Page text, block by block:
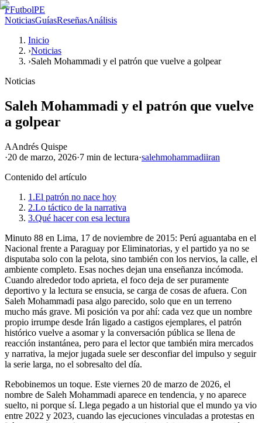
FFutbolPE
NoticiasGuíasReseñasAnálisis
Inicio
›Noticias
›Saleh Mohammadi y el patrón que vuelve a golpear
Noticias
Saleh Mohammadi y el patrón que vuelve
a golpear
AAndrés Quispe
·20 de marzo, 2026·7 min de lectura·salehmohammadiiran
Contenido del artículo
1.El patrón no nace hoy
2.Lo táctico de la narrativa
3.Qué hacer con esa lectura
Minuto 88 en Lima, 17 de noviembre de 2015: Perú aguantaba en el
Nacional frente a Paraguay por Eliminatorias, y el partido ya no se
disputaba solo con la pelota, sino también con los nervios, la calle, el
ambiente completo. Esas noches dejan una enseñanza incómoda.
Cuando alrededor todo aprieta, el foco deja de ser puramente
deportivo y la lectura se ensucia, se carga de cosas de afuera. Con
Saleh Mohammadi pasa algo parecido, solo que en un terreno
mucho más grave. Mi posición va por ahí: cada vez que un nombre
propio irrumpe desde Irán ligado a castigos ejemplares, el patrón
histórico vuelve a asomar y la conversación pública se llena de
reacción instantánea, pero para el lector que también mira mercados
y narrativa, la mejor jugada suele ser desconfiar del impulso y seguir
la serie larga, no el sobresalto del día.
Rebobinemos un toque. Este viernes 20 de marzo de 2026, el
nombre de Saleh Mohammadi aparece en tendencia, y no aparece
suelto, ni porque sí. Llega pegado a un historial que el mundo ya vio
entre 2022 y 2023, cuando las ejecuciones vinculadas a protestas en